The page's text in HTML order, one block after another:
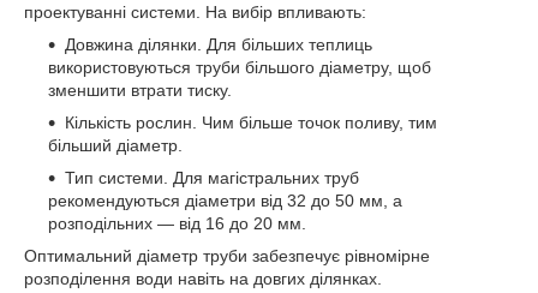
проектуванні системи. На вибір впливають:
Довжина ділянки. Для більших теплиць
використовуються труби більшого діаметру, щоб
зменшити втрати тиску.
Кількість рослин. Чим більше точок поливу, тим
більший діаметр.
Тип системи. Для магістральних труб
рекомендуються діаметри від 32 до 50 мм, а
розподільних — від 16 до 20 мм.
Оптимальний діаметр труби забезпечує рівномірне
розподілення води навіть на довгих ділянках.